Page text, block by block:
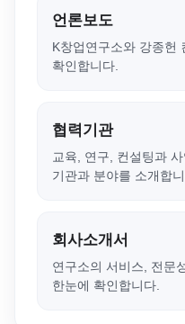
언론보도
K창업연구소와 강종헌
확인합니다.
협력기관
교육, 연구, 컨설팅과
기관과 분야를 소개합니
회사소개서
연구소의 서비스, 전문
한눈에 확인합니다.